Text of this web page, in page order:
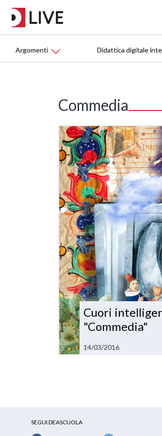
Argomenti Didattica digitale
Commedia
Cuori
"Commedia"
14/03/2016
SEGUI DEASCUOLA